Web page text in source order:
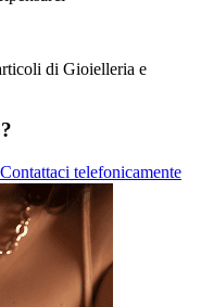
di Gioielleria e
Contattaci telefonicamente